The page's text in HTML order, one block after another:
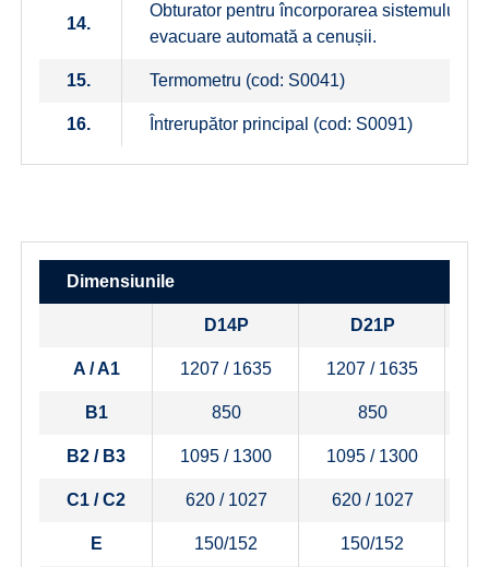
14.
Obturator pentru încorporarea sistemului de
evacuare automată a cenușii.
15. Termometru (cod: S0041)
16. Întrerupător principal (cod: S0091)
Dimensiunile
D14P D21P
A / A1 1207 / 1635 1207 / 1635
B1 850 850
B2 / B3 1095 / 1300 1095 / 1300
C1 / C2 620 / 1027 620 / 1027
E 150/152 150/152